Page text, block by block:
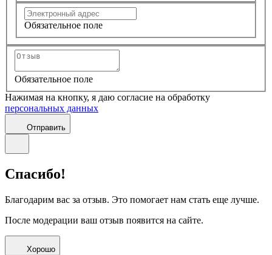
Обязательное поле
Обязательное поле
Нажимая на кнопку, я даю согласие на обработку
персональных данных
Отправить
Спасибо!
Благодарим вас за отзыв. Это помогает нам стать еще лучше.
После модерации ваш отзыв появится на сайте.
Хорошо